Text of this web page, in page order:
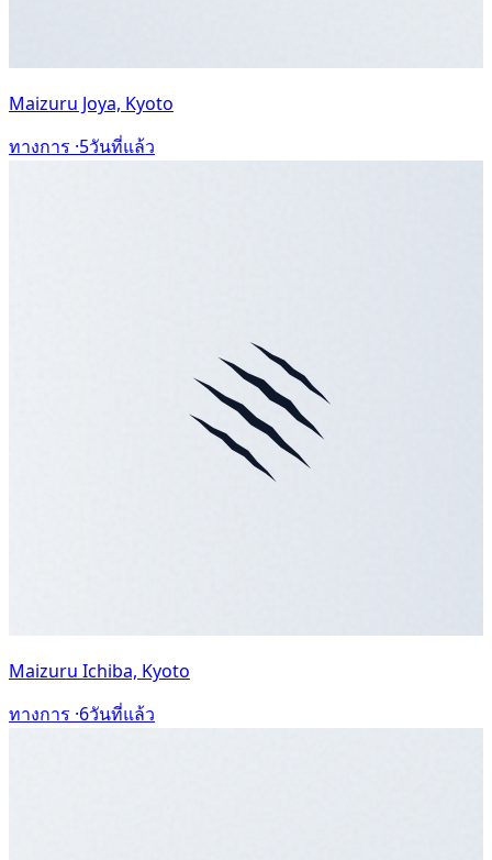
Maizuru Joya, Kyoto
ทางการ ·5วันที่แล้ว
Maizuru Ichiba, Kyoto
ทางการ ·6วันที่แล้ว